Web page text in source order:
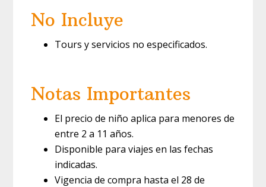
No Incluye
Tours y servicios no especificados.
Notas Importantes
El precio de niño aplica para menores de
entre 2 a 11 años.
Disponible para viajes en las fechas
indicadas.
Vigencia de compra hasta el 28 de